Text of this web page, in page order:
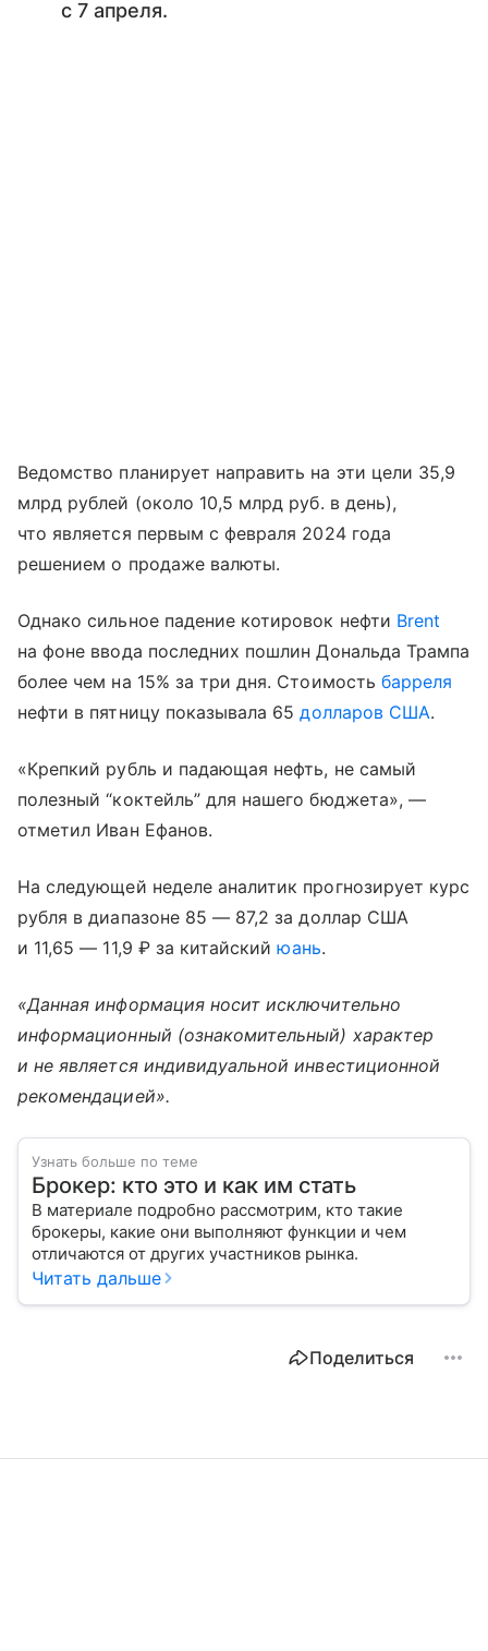
с 7 апреля.
Ведомство планирует направить на эти цели 35,9
млрд рублей (около 10,5 млрд руб. в день),
что является первым с февраля 2024 года
решением о продаже валюты.
Однако сильное падение котировок нефти Brent
на фоне ввода последних пошлин Дональда Трампа
более чем на 15% за три дня. Стоимость барреля
нефти в пятницу показывала 65долларов США.
«Крепкий рубль и падающая нефть, не самый
полезный “коктейль” для нашего бюджета», —
отметил Иван Ефанов.
На следующей неделе аналитик прогнозирует курс
рубля в диапазоне 85 — 87,2 за доллар США
и 11,65 — 11,9 ₽ за китайскийюань.
«Данная информация носит исключительно
информационный (ознакомительный) характер
и не является индивидуальной инвестиционной
рекомендацией».
Узнать больше по теме
Брокер: кто это и как им стать
В материале подробно рассмотрим, кто такие
брокеры, какие они выполняют функции и чем
отличаются от других участников рынка.
Читать дальше
Поделиться